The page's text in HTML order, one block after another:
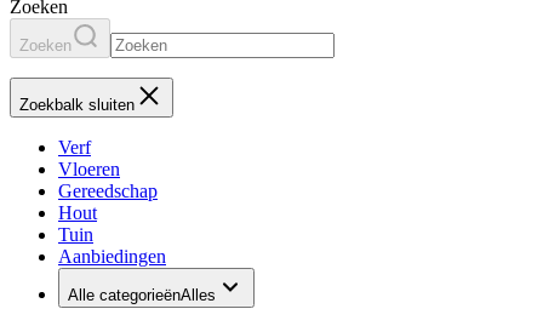
Zoeken
Zoeken
Zoekbalk sluiten
Verf
Vloeren
Gereedschap
Hout
Tuin
Aanbiedingen
Alle categorieënAlles